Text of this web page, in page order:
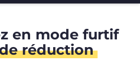
en mode furtif
réduction